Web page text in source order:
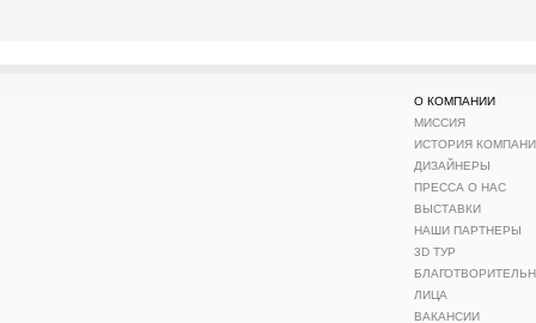
О КОМПАНИИ
МИССИЯ
ИСТОРИЯ
ДИЗАЙНЕРЫ
ПРЕССА О НАС
ВЫСТАВКИ
НАШИ ПАРТНЕРЫ
3D ТУР
ЛИЦА
ВАКАНСИИ